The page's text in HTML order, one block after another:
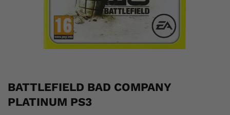
BATTLEFIELD BAD COMPANY
PLATINUM PS3